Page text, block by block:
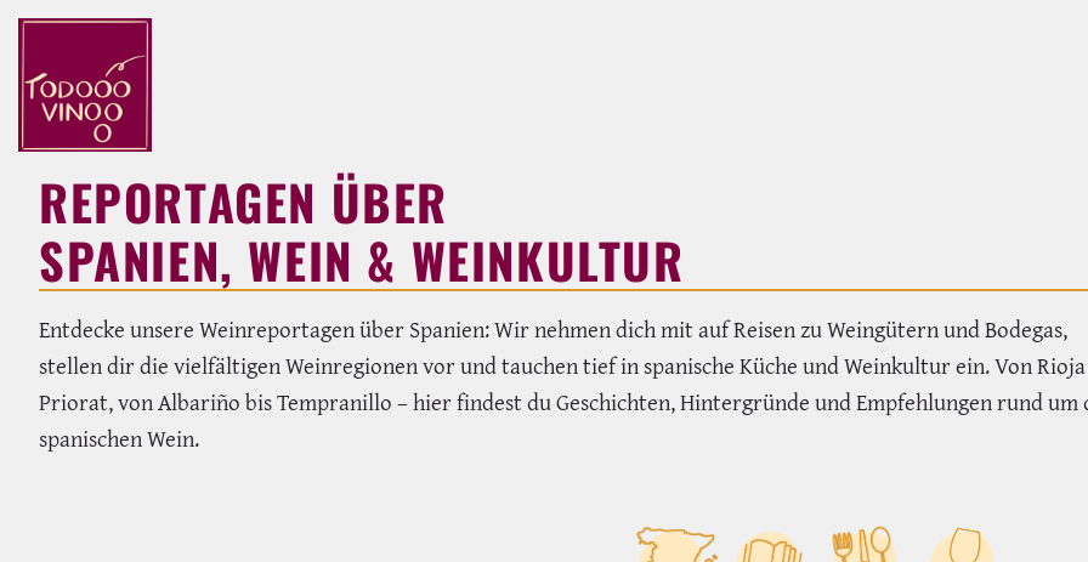
REPORTAGEN ÜBER
SPANIEN, WEIN & WEINKULTUR
Entdecke unsere Weinreportagen über Spanien: Wir nehmen dich mit auf Reisen zu Weingütern und Bodegas,
stellen dir die vielfältigen Weinregionen vor und tauchen tief in spanische Küche und Weinkultur ein. Von
Priorat, von Albariño bis Tempranillo – hier findest du Geschichten, Hintergründe und Empfehlungen rund um
spanischen Wein.